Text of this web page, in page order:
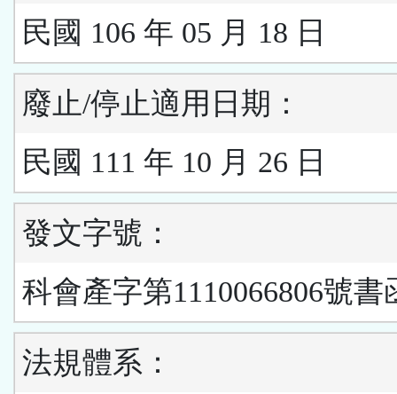
民國 106 年 05 月 18 日
廢止/停止適用日期：
民國 111 年 10 月 26 日
發文字號：
科會產字第1110066806號書
法規體系：